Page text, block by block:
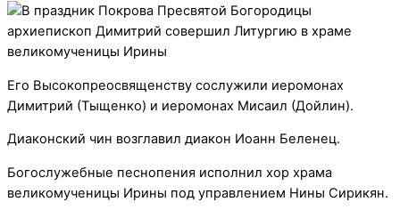
Его Высокопреосвященству сослужили иеромонах
Димитрий (Тыщенко) и иеромонах Мисаил (Дойлин).
Диаконский чин возглавил диакон Иоанн Беленец.
Богослужебные песнопения исполнил хор храма
великомученицы Ирины под управлением Нины Сирикян.